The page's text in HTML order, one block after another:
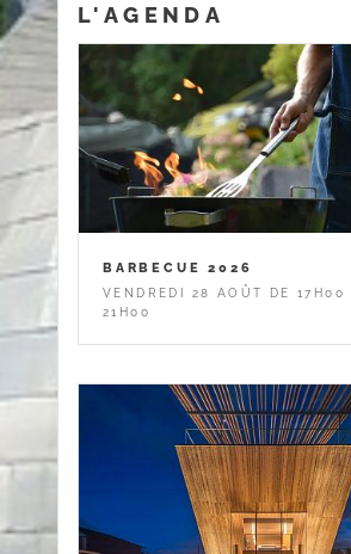
L'AGENDA
BARBECUE 2026
VENDREDI 28 AOÛT DE 17H00
21H00